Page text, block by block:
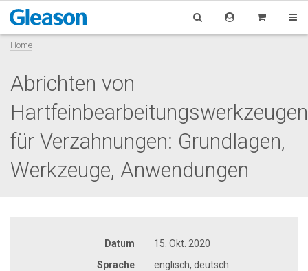
Home
Abrichten von
Hartfeinbearbeitungswerkzeugen
für Verzahnungen: Grundlagen,
Werkzeuge, Anwendungen
Datum
15. Okt. 2020
Sprache
englisch, deutsch